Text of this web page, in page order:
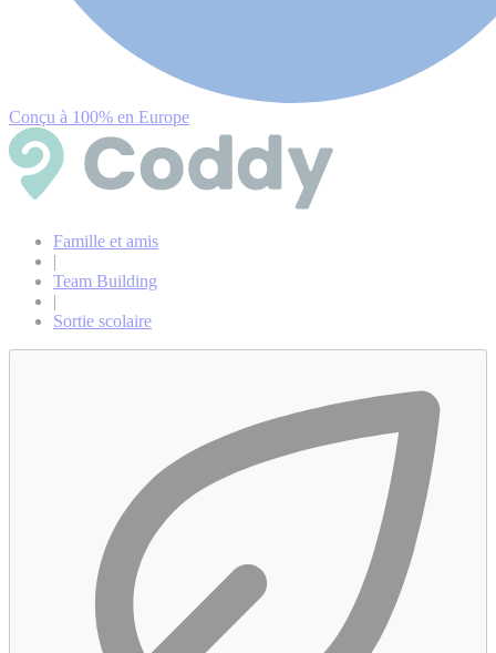
Conçu à 100% en Europe
Famille et amis
|
Team Building
|
Sortie scolaire